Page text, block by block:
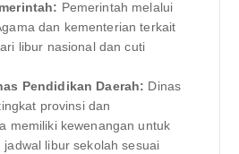
Pemerintah melalui
dan kementerian terkait
libur nasional dan cuti
Pendidikan Daerah: Dinas
provinsi dan
memiliki kewenangan untuk
jadwal libur sekolah sesuai